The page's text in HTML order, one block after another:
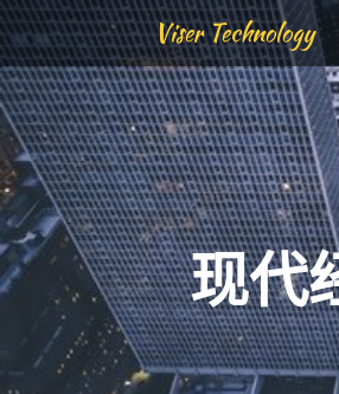
Viser Technology
现代